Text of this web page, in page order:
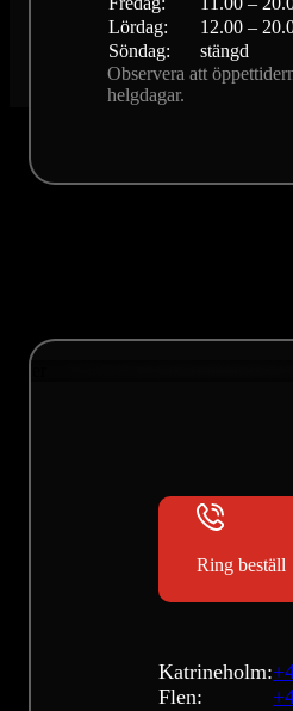
Lördag:
12.00 –
Söndag:
stängd
Observera att
helgdagar.
Ring beställ
Katrineholm:
Flen: